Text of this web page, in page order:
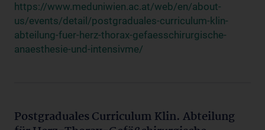
https://www.meduniwien.ac.at/web/en/about-
us/events/detail/postgraduales-curriculum-klin-
abteilung-fuer-herz-thorax-gefaesschirurgische-
anaesthesie-und-intensivme/
Postgraduales Curriculum Klin. Abteilung